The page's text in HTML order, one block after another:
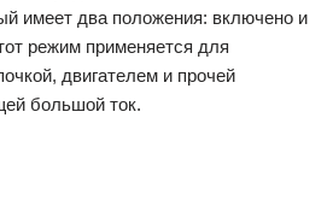
имеет два положения: включено и
режим применяется для
двигателем и прочей
большой ток.